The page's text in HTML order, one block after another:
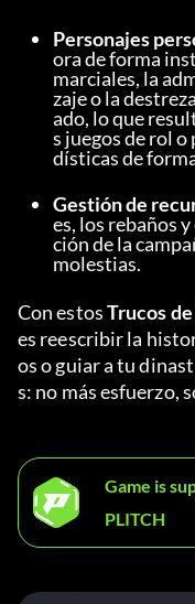
Personajes
ora de forma
marciales, la
zaje o la
ado, lo que
s juegos de rol
dísticas de
Gestión de
es, los rebaños
ción de la
molestias.
Con estos Trucos
es reescribir la
os o guiar a tu
s: no más esfuerzo,
Game is
PLITCH